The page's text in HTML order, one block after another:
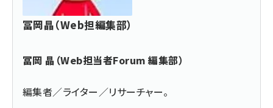
冨岡晶（Web担編集部）
冨岡 晶（Web担当者Forum 編集部）
編集者／ライター／リサーチャー。